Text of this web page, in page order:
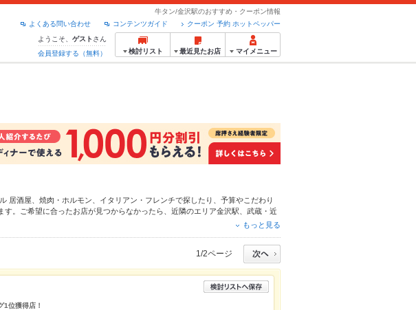
牛タン/金沢駅のおすすめ・クーポン情報
クーポン 予約 ホットペッパー
コンテンツガイド
よくある問い合わせ
ようこそ、 ゲスト さん
会員登録する（無料）
検討リスト 最近見たお店 マイメニュー
居酒屋 焼肉・ホルモン イタリアン・フレンチで探したり、予算やこだわり
。ご希望に合ったお店が見つからなかったら、近隣のエリア金沢駅
武蔵・近
手羽先や季
もっと見る
1/2ページ
1位獲得店！